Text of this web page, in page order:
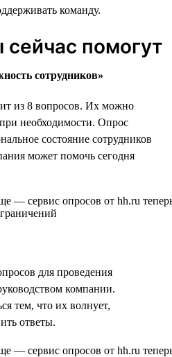
команду.
помогут
сотрудников»
из 8 вопросов. Их можно
необходимости. Опрос
состояние сотрудников
может помочь сегодня
для проведения
компании.
тем, что их волнует,
ответы.